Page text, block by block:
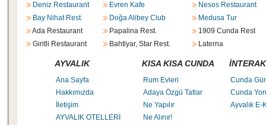
Deniz Restaurant
Evren Kafe
Nesos Restaurant
Bay Nihat Rest.
Doğa Alibey Club
Medusa Tur
Ada Restaurant
Papalina Rest.
1909 Cunda Rest
Giritli Restaurant
Bahtiyar, Star Rest. Laterna
AYVALIK KISA KISA CUNDA
Ana Sayfa
Hakkımızda
İletişim
AYVALIK OTELLERİ
Rum Evleri
Adaya Özgü Tatlar
Ne Yapılır
Ne Alınır!
Cunda
Cunda
Ayvalık E-